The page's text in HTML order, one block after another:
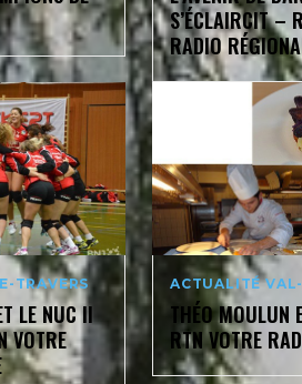
S’ÉCLAIRCIT –
RADIO
TRAVERS
LE NUC II
VOTRE
ACTUALITÉ
THÉO MOULUN
RTN VOTRE